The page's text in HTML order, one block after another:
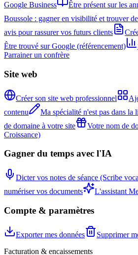
Google Business
Être présent sur les
Boussole : gagner en visibilité et trouver
avis pour rassurer vos futurs clients
Être trouvé sur Google (référencement)
Parrainer un confrère
Site web
Créer son site web professionnel
contenu
Ma spécialité n'est pas dans la
de domaine à votre site
Votre nom de
Croissance)
Gagner du temps avec l'IA
Dicter vos notes de séance (Scribe
numériser vos documents
L'assistant
Compte & paramètres
Exporter mes données
Supprimer
Facturation & encaissements